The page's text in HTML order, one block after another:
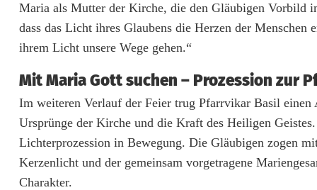
m
o
a
t
i
n
Maria als Mutter der Kirche, die den Gläubigen Vorbild
dass das Licht ihres Glaubens die Herzen der Menschen
ihrem Licht unsere Wege gehen.“
Mit Maria Gott suchen – Prozession zur
Im weiteren Verlauf der Feier trug Pfarrvikar Basil
Ursprünge der Kirche und die Kraft des Heiligen
Lichterprozession in Bewegung. Die Gläubigen zogen
Kerzenlicht und der gemeinsam vorgetragene
Charakter.